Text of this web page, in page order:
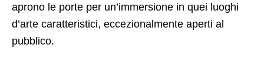
aprono le porte per un’immersione in quei luoghi
d’arte caratteristici, eccezionalmente aperti al
pubblico.